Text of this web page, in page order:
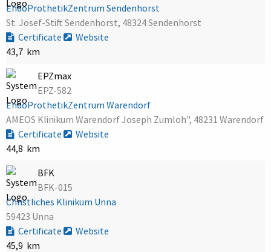
EndoProthetikZentrum Sendenhorst
St. Josef-Stift Sendenhorst, 48324 Sendenhorst
Certificate
Website
43,7 km
EPZmax
EPZ-582
EndoProthetikZentrum Warendorf
AMEOS Klinikum Warendorf Joseph Zumloh", 48231 Warendorf
Certificate
Website
44,8 km
BFK
BFK-015
Christliches Klinikum Unna
59423 Unna
Certificate
Website
45,9 km